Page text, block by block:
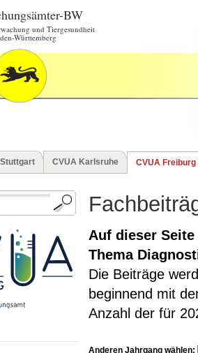
BW
und Tiergesundheit
Württemberg
CVUA Karlsruhe CVUA Freiburg
Auf dieser
Thema
Die Beiträge
beginnend mit
Anzahl der für
Anderen Jahrgang wählen: